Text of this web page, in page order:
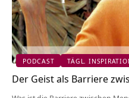
PODCAST TÄGL.
Der Geist als Barriere